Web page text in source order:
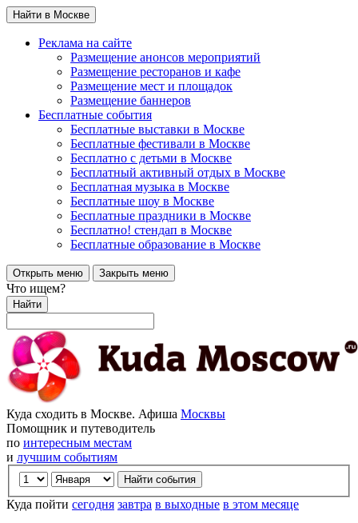
Найти в Москве
Реклама на сайте
Размещение анонсов мероприятий
Размещение ресторанов и кафе
Размещение мест и площадок
Размещение баннеров
Бесплатные события
Бесплатные выставки в Москве
Бесплатные фестивали в Москве
Бесплатно с детьми в Москве
Бесплатный активный отдых в Москве
Бесплатная музыка в Москве
Бесплатные шоу в Москве
Бесплатные праздники в Москве
Бесплатно! стендап в Москве
Бесплатные образование в Москве
Открыть меню Закрыть меню
Что ищем?
Найти
Куда сходить в Москве. Афиша Москвы
Помощник и путеводитель
по интересным местам
и лучшим событиям
Куда пойти сегодня завтра в выходные в этом месяце